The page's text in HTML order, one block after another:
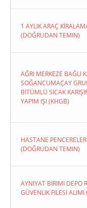
1 AYLIK ARAÇ
(DOĞRUDAN TEMIN)
AĞRI MERKEZE BAĞLI
SOĞANCUMAÇAY
BITÜMLÜ SICAK
YAPIM IŞI (KHGB)
HASTANE
(DOĞRUDAN TEMIN)
AYNIYAT BIRIMI DEPO
GÜVENLIK FILESI